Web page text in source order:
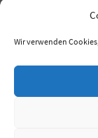
Wir verwenden
Cookie-Richtlinie
Projekt für